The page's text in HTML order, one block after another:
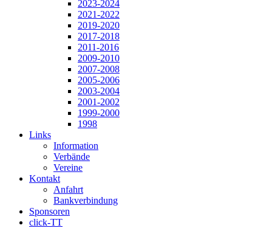
2023-2024
2021-2022
2019-2020
2017-2018
2011-2016
2009-2010
2007-2008
2005-2006
2003-2004
2001-2002
1999-2000
1998
Links
Information
Verbände
Vereine
Kontakt
Anfahrt
Bankverbindung
Sponsoren
click-TT